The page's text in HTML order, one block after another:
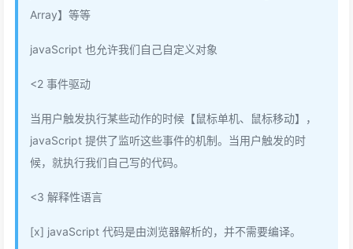
Array】等等
javaScript 也允许我们自己自定义对象
<2 事件驱动
当用户触发执行某些动作的时候【鼠标单机、鼠标移动】，
javaScript 提供了监听这些事件的机制。当用户触发的时
候，就执行我们自己写的代码。
<3 解释性语言
[x] javaScript 代码是由浏览器解析的，并不需要编译。